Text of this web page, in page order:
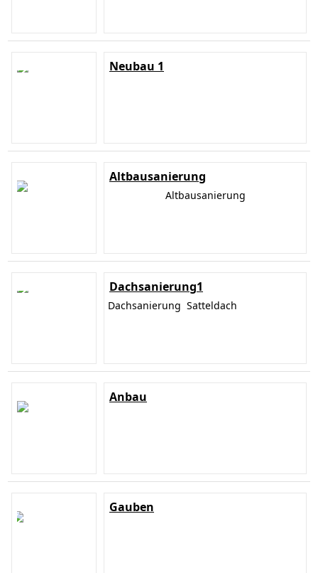
Neubau 1
Altbausanierung
Altbausanierung
Dachsanierung1
Dachsanierung Satteldach
Anbau
Gauben